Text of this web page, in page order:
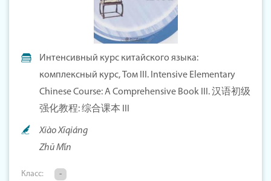
Интенсивный курс китайского языка:
комплексный курс, Том III. Intensive Elementary
Chinese Course: A Comprehensive Book III. 汉语初级
强化教程: 综合课本 III
Xiào Xīqiáng
Zhū Mǐn
Класс: -